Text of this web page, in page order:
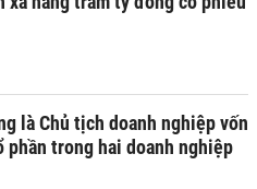
là Chủ tịch doanh nghiệp vốn
phần trong hai doanh nghiệp